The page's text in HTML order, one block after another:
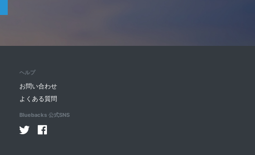
ヘルプ
お問い合わせ
よくある質問
Bluebacks 公式SNS